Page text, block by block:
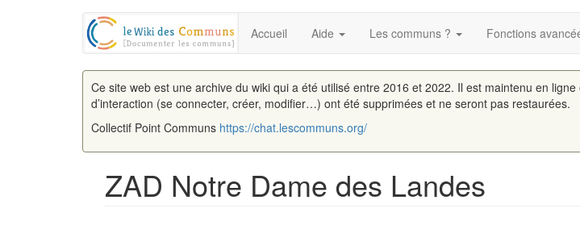
Accueil Aide Les communs ? Fonctions
Ce site web est une archive du wiki qui a été utilisé entre 2016 et 2022. Il est maintenu en
d’interaction (se connecter, créer, modifier…) ont été supprimées et ne seront pas restaurées.
Collectif Point Communs https://chat.lescommuns.org/
ZAD Notre Dame des Landes